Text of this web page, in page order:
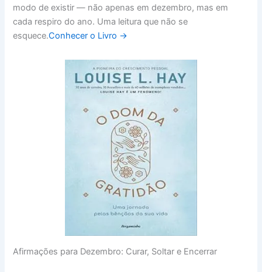
modo de existir — não apenas em dezembro, mas em
cada respiro do ano. Uma leitura que não se
esquece.Conhecer o Livro →
Afirmações para Dezembro: Curar, Soltar e Encerrar